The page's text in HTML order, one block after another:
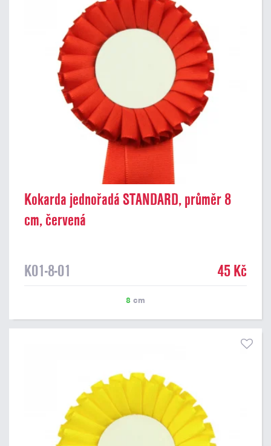
Kokarda jednořadá STANDARD, průměr 8
cm, červená
K01-8-01 45 Kč
8 cm